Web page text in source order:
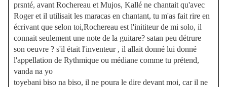
prsnté, avant Rochereau et Mujos, Kallé ne chantait qu'avec
Roger et il utilisait les maracas en chantant, tu m'as fait rire en
écrivant que selon toi,Rochereau est l'inititeur de mi solo, il
connait seulement une note de la guitare? satan peu détrure
son oeuvre ? s'il était l'inventeur , il allait donné lui donné
l'appellation de Rythmique ou médiane comme tu prétend,
vanda na yo
toyebani biso na biso, il ne poura le dire devant moi, car il ne